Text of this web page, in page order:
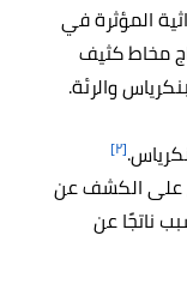
المؤثرة في
مخاط كثيف
والرئة.
[٢]
على الكشف عن
ناتجًا عن